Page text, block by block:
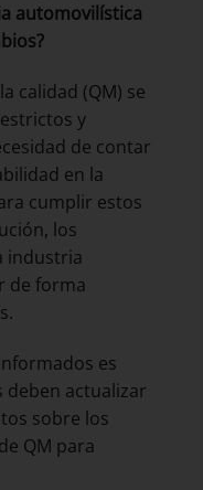
automovilística
calidad (QM) se
y
de contar
en la
cumplir estos
los
industria
de forma
es
actualizar
sobre los
QM para